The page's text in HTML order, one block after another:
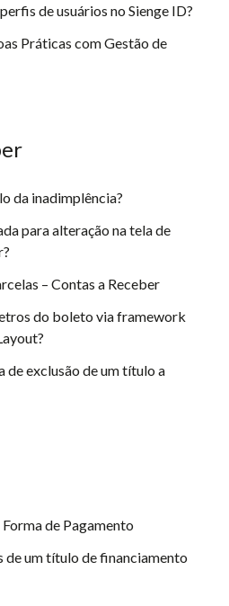
de usuários no Sienge ID?
Práticas com Gestão de
da inadimplência?
para alteração na tela de
– Contas a Receber
do boleto via framework
de exclusão de um título a
de Pagamento
de um título de financiamento